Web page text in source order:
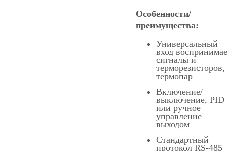
Особенности/
преимущества:
Универсальный
вход
сигналы и
термопар
Включение/
выключение, PID
или ручное
управление
выходом
Стандартный
протокол RS-485